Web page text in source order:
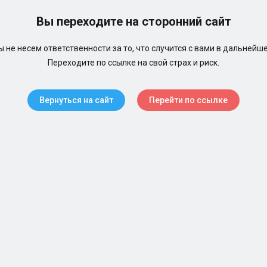
Вы переходите на сторонний сайт
не несем ответственности за то, что случится с вами в
Переходите по ссылке на свой страх и риск.
Вернуться на сайт Перейти по ссылке